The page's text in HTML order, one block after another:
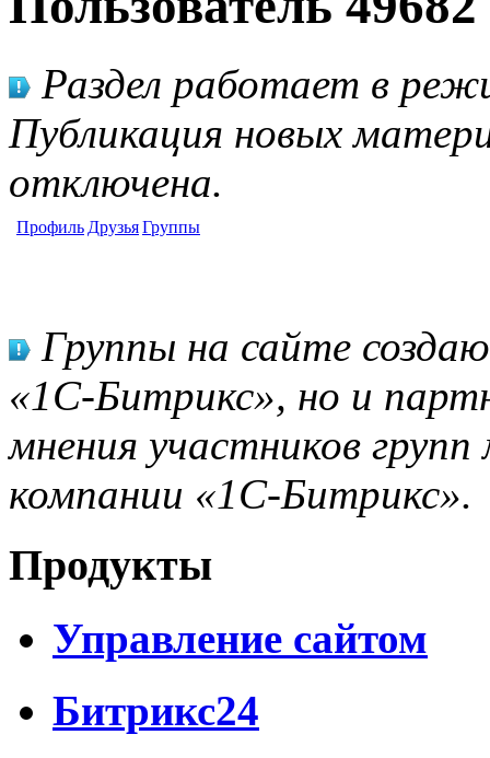
Раздел работает в
Публикация новых
отключена.
Профиль ДрузьяГруппы
Группы на сайте
«1С-Битрикс», но и
мнения участников
компании «1С-Битрикс».
Продукты
Управление сайтом
Битрикс24